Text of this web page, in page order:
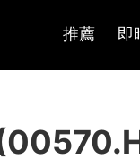
推薦 即